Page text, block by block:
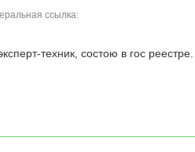
ссылка:
техник, состою в гос реестре.